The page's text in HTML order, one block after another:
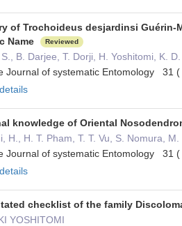
of Trochoideus desjardinsi Guérin-
Name
Reviewed
B. Darjee, T. Dorji, H. Yoshitomi, K.
Journal of systematic Entomology
knowledge of Oriental
H., H. T. Pham, T. T. Vu, S. Nomura, M.
Journal of systematic Entomology
checklist of the family
YOSHITOMI